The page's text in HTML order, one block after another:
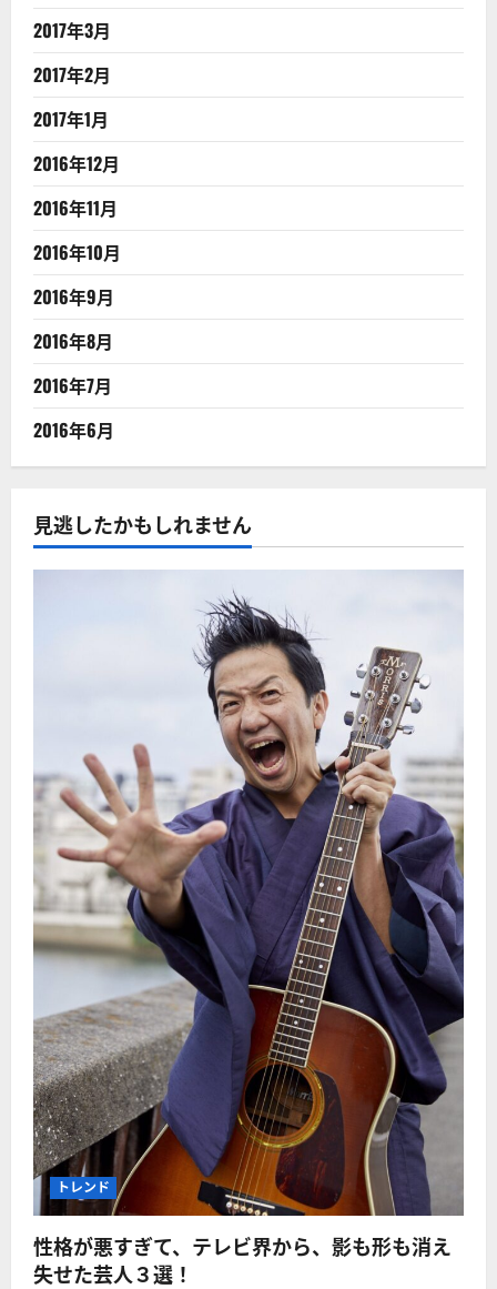
2017年3月
2017年2月
2017年1月
2016年12月
2016年11月
2016年10月
2016年9月
2016年8月
2016年7月
2016年6月
見逃したかもしれません
トレンド
性格が悪すぎて、テレビ界から、影も形も消え
失せた芸人３選！